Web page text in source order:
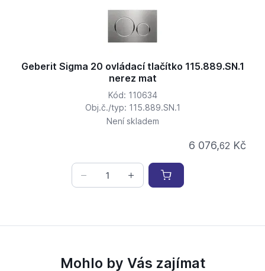
Geberit Sigma 20 ovládací tlačítko 115.889.SN.1
nerez mat
Kód: 110634
Obj.č./typ: 115.889.SN.1
Není skladem
6 076,62 Kč
Mohlo by Vás zajímat